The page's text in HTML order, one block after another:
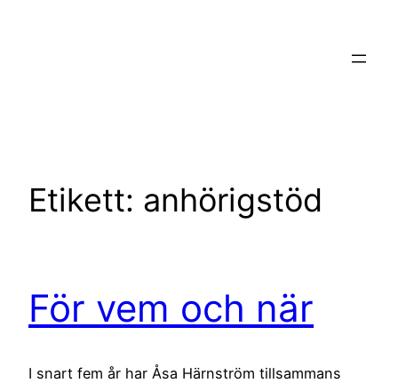
Etikett: anhörigstöd
För vem och när
I snart fem år har Åsa Härnström tillsammans